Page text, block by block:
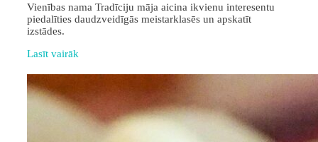
Vienības nama Tradīciju māja aicina ikvienu interesentu
piedalīties daudzveidīgās meistarklasēs un apskatīt
izstādes.
Lasīt vairāk